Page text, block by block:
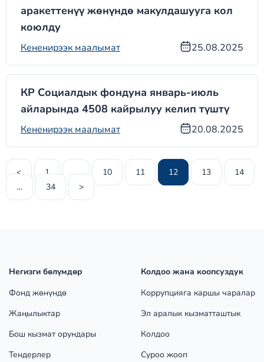
аракеттенүү жөнүндө макулдашууга кол
коюлду
Кененирээк маалымат 25.08.2025
КР Социалдык фондуна январь-июль
айларында 4508 кайрылуу келип түштү
Кененирээк маалымат 20.08.2025
< 1 … 10 11 12 13
14
…
34 >
Негизги бөлүмдөр
Фонд жөнүндө
Жаңылыктар
Бош кызмат орундары
Тендерлер
Колдоо жана коопсуздук
Коррупцияга каршы чаралар
Эл аралык кызматташтык
Колдоо
Суроо жооп